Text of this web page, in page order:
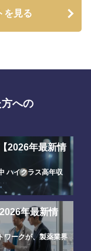
を見る
への
2026年最新情
ハイクラス高年収
年最新情
ワークが、製薬業界